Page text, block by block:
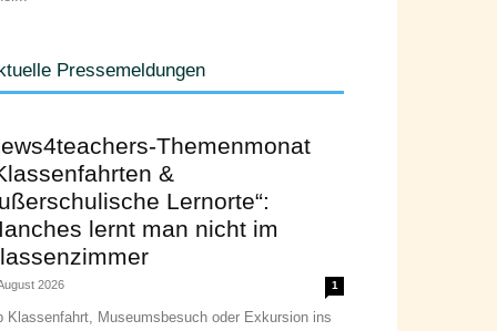
Pressemeldungen
Themenmonat
&
Lernorte“:
lernt man nicht im
2026 1
Klassenfahrt, Museumsbesuch oder Exkursion ins